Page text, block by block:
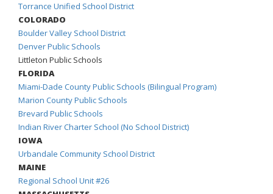
Torrance Unified School District
COLORADO
Boulder Valley School District
Denver Public Schools
Littleton Public Schools
FLORIDA
Miami-Dade County Public Schools (Bilingual Program)
Marion County Public Schools
Brevard Public Schools
Indian River Charter School (No School District)
IOWA
Urbandale Community School District
MAINE
Regional School Unit #26